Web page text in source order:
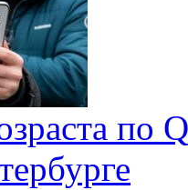
по